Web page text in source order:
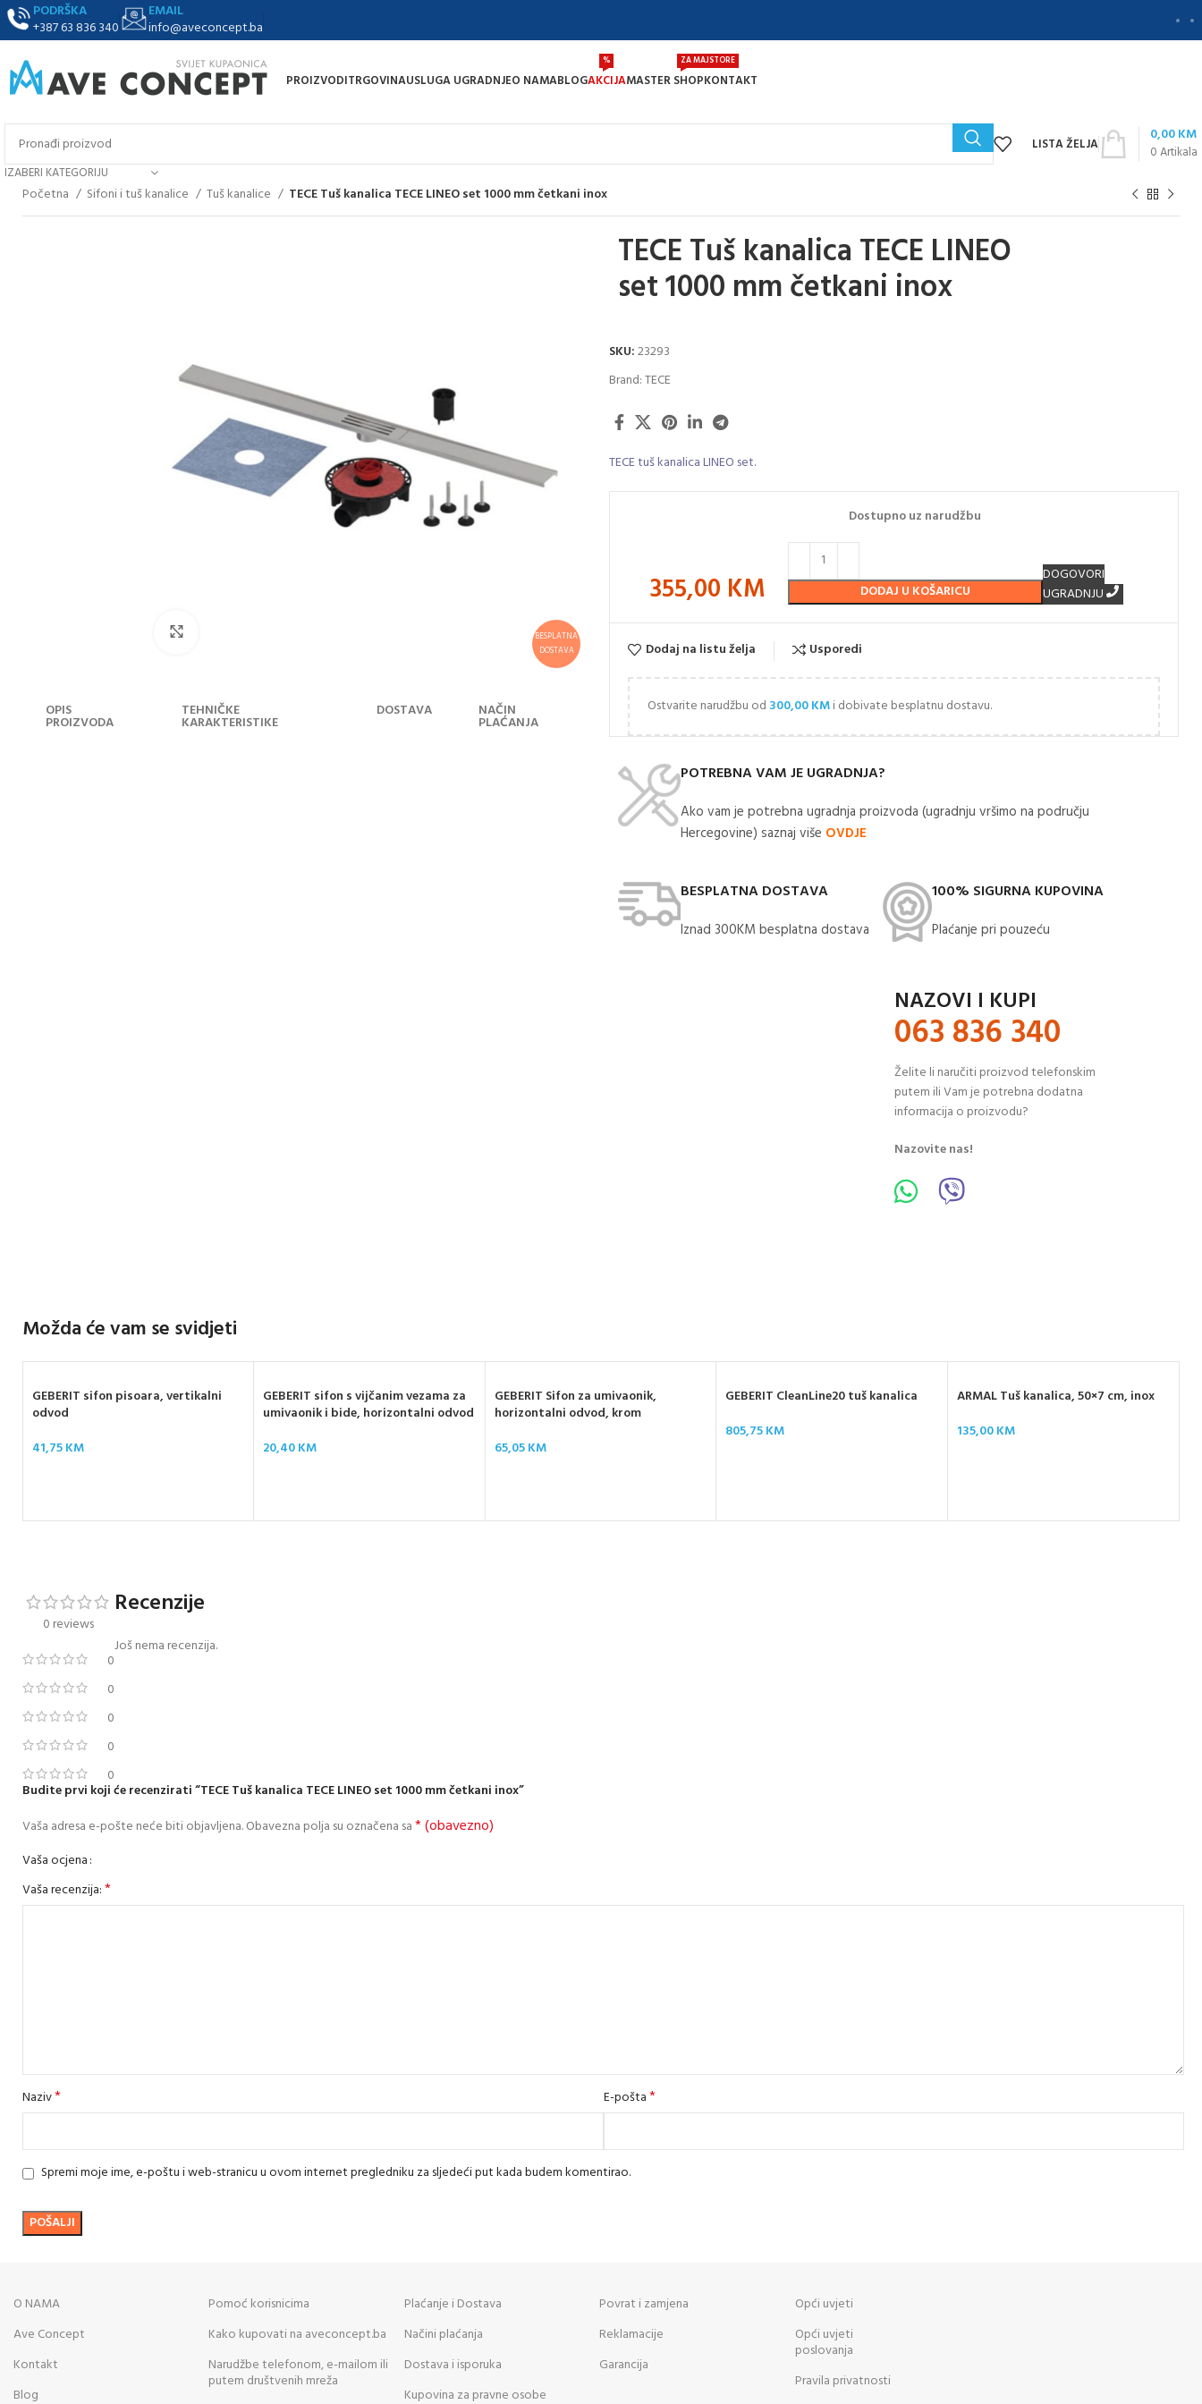
PODRŠKA
+387 63 836 340
EMAIL
info@aveconcept.ba
PROIZVODITRGOVINAUSLUGA UGRADNJEO NAMABLOGAKCIJA
%
MASTER SHOP
ZA MAJSTORE
KONTAKT
IZABERI KATEGORIJU
LISTA ŽELJA 0Artikala
0,00KM
Početna Sifoni i tuš kanalice Tuš kanalice TECE Tuš kanalica TECE LINEO set 1000 mm četkani inox
BESPLATNA
DOSTAVA
OPIS
PROIZVODA
TEHNIČKE
KARAKTERISTIKE
DOSTAVA NAČIN
PLAĆANJA
TECE Tuš kanalica TECE LINEO
set 1000 mm četkani inox
SKU:23293
Brand:TECE
TECE tuš kanalica LINEO set.
355,00 KM
Dostupno uz narudžbu
DODAJ U KOŠARICU
DOGOVORI
UGRADNJU
Dodaj na listu želja Usporedi
Ostvarite narudžbu od 300,00KMi dobivate besplatnu dostavu.
POTREBNA VAM JE UGRADNJA?
Ako vam je potrebna ugradnja proizvoda (ugradnju vršimo na području
Hercegovine) saznaj više OVDJE
BESPLATNA DOSTAVA
Iznad 300KM besplatna dostava​
100% SIGURNA KUPOVINA
Plaćanje pri pouzeću
NAZOVI I KUPI
063 836 340
Želite li naručiti proizvod telefonskim
putem ili Vam je potrebna dodatna
informacija o proizvodu?
Nazovite nas!
Možda će vam se svidjeti
GEBERIT sifon pisoara, vertikalni
odvod
41,75KM
GEBERIT sifon s vijčanim vezama za
umivaonik i bide, horizontalni odvod
20,40KM
GEBERIT Sifon za umivaonik,
horizontalni odvod, krom
65,05KM
GEBERIT CleanLine20 tuš kanalica
805,75KM
ARMAL Tuš kanalica, 50×7 cm, inox
135,00KM
0 reviews
0
0
0
0
0
Recenzije
Još nema recenzija.
Budite prvi koji će recenzirati “TECE Tuš kanalica TECE LINEO set 1000 mm četkani inox”
Vaša adresa e-pošte neće biti objavljena.Obavezna polja su označena sa* (obavezno)
Vaša ocjena
Vaša recenzija:*
Naziv* E-pošta*
Spremi moje ime, e-poštu i web-stranicu u ovom internet pregledniku za sljedeći put kada budem komentirao.
O NAMA
Ave Concept
Kontakt
Blog
Pomoć korisnicima
Kako kupovati na aveconcept.ba
Narudžbe telefonom, e-mailom ili
putem društvenih mreža
Plaćanje i Dostava
Načini plaćanja
Dostava i isporuka
Kupovina za pravne osobe
Povrat i zamjena
Reklamacije
Garancija
Opći uvjeti
Opći uvjeti
poslovanja
Pravila privatnosti